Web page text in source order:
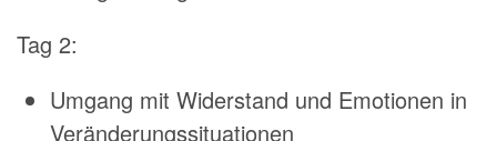
Tag 2:
Umgang mit Widerstand und Emotionen in
Veränderungssituationen